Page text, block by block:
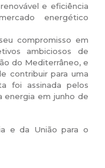
e eficiência
energético
compromisso em
ambiciosos de
do Mediterrâneo, e
contribuir para uma
foi assinada pelos
energia em junho de
e da União para o